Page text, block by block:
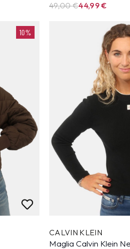
49,00 €44,99€
10%
CALVIN KLEIN
Maglia Calvin Klein